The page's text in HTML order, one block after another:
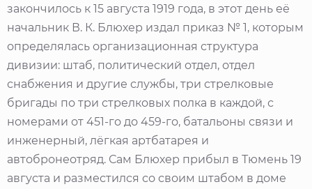
закончилось к 15 августа 1919 года, в этот день её
начальник В. К. Блюхер издал приказ № 1, которым
определялась организационная структура
дивизии: штаб, политический отдел, отдел
снабжения и другие службы, три стрелковые
бригады по три стрелковых полка в каждой, с
номерами от 451-го до 459-го, батальоны связи и
инженерный, лёгкая артбатарея и
автобронеотряд. Сам Блюхер прибыл в Тюмень 19
августа и разместился со своим штабом в доме